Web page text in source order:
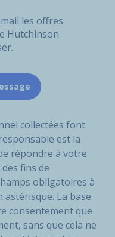
les offres
Hutchinson
collectées font
est la
répondre à votre
fins de
obligatoires à
La base
consentement que
sans que cela ne